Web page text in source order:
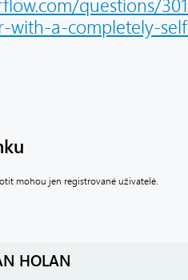
questions/
with-a-completely-
mohou jen registrované uživatelé.
HOLAN